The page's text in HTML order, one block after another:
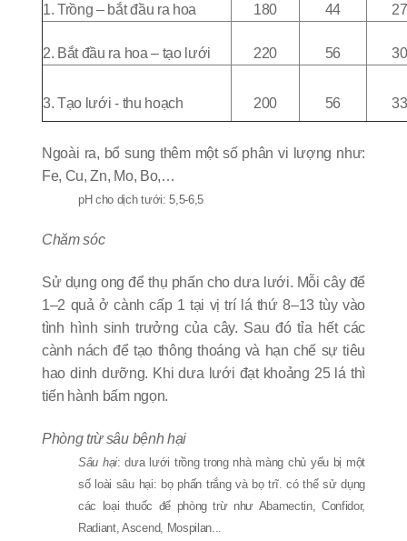
1. Trồng – bắt đầu ra hoa 180 44
2. Bắt đầu ra hoa – tạo lưới 220 56
3. Tạo lưới - thu hoạch 200 56
Ngoài ra, bổ sung thêm một số phân vi lượng như:
Fe, Cu, Zn, Mo, Bo,…
pH cho dịch tưới: 5,5-6,5
Chăm sóc
Sử dụng ong để thụ phấn cho dưa lưới. Mỗi cây để
1–2 quả ở cành cấp 1 tại vị trí lá thứ 8–13 tùy vào
tình hình sinh trưởng của cây. Sau đó tỉa hết các
cành nách để tạo thông thoáng và hạn chế sự tiêu
hao dinh dưỡng. Khi dưa lưới đạt khoảng 25 lá thì
tiến hành bấm ngọn.
Phòng trừ sâu bệnh hại
Sâu hại: dưa lưới trồng trong nhà màng chủ yếu bị một
số loài sâu hại: bọ phấn trắng và bọ trĩ. có thể sử dụng
các loại thuốc để phòng trừ như Abamectin, Confidor,
Radiant, Ascend, Mospilan...